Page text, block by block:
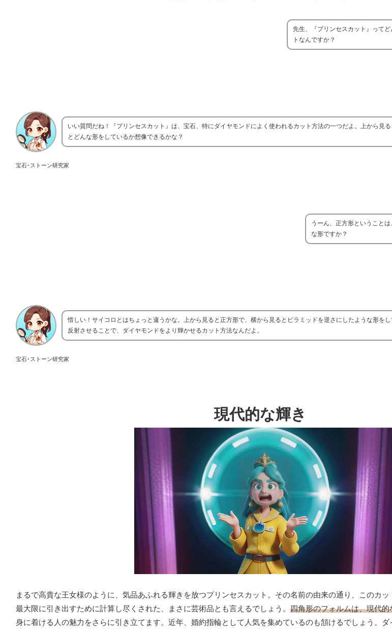
先生、『プリンセスカット』ってど
トなんですか？
宝石･ストーン研究家
いい質問だね！『プリンセスカット』は、宝石、特にダイヤモンドによく使われるカット方法の一つだよ。上から見
とどんな形をしているか想像できるかな？
うーん、正方形ということ
な形ですか？
宝石･ストーン研究家
惜しい！サイコロとはちょっと違うかな。上から見ると正方形で、横から見るとピラミッドを逆さにしたような形を
反射させることで、ダイヤモンドをより輝かせるカット方法なんだよ。
現代的な輝き
まるで高貴な王女様のように、気品あふれる輝きを放つプリンセスカット。その名前の由来の通り、このカ
最大限に引き出すために計算し尽くされた、まさに芸術品とも言えるでしょう。 四角形のフォルムは、現代
身に着ける人の魅力をさらに引き立てます。近年、婚約指輪として人気を集めているのも頷けるでしょう。